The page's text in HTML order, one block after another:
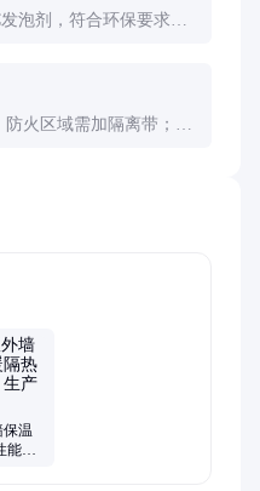
泡剂，符合环保要求。
火区域需加隔离带；避
温
能稳